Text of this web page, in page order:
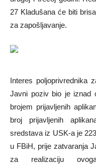
27 Kladušana će biti
za zapošljavanje.
Interes poljoprivrednika
Javni poziv bio je iznad
brojem prijavljenih
broj prijavljenih
sredstava iz USK-a je
u FBiH, prije zatvaranja
za realizaciju